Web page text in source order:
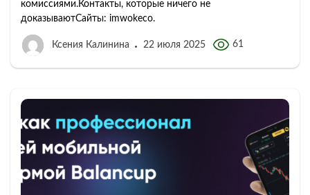
комиссиями.Контакты, которые ничего не
доказываютСайты: imwokeco.
Ксения Калинина 22 июля 2025 61